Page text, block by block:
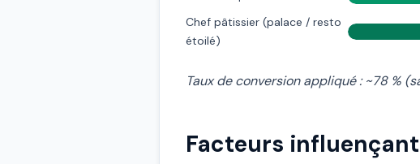
Chef pâtissier (palace / resto
étoilé)
Taux de conversion appliqué : ~78 %
Facteurs